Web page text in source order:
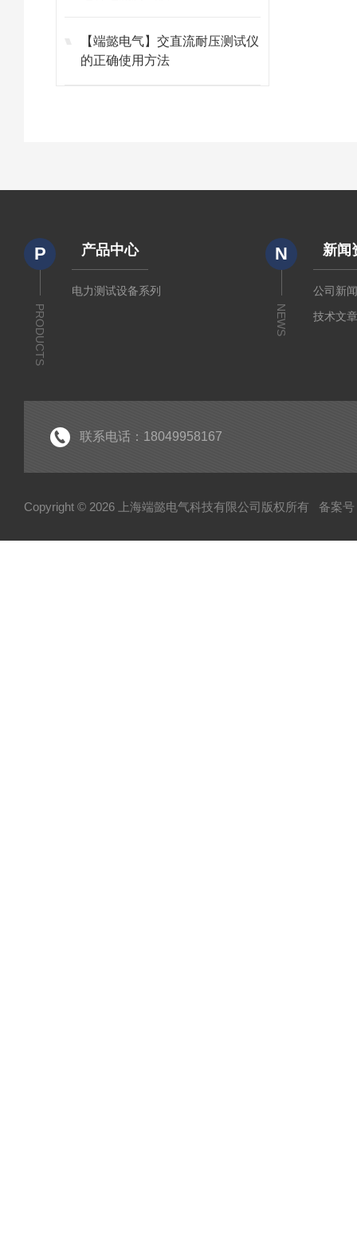
【端懿电气】交直流耐压测试仪
的正确使用方法
P
PRODUCTS
产品中心
电力测试设备系列
N
NEWS
新闻
公司新
技术文
联系电话：18049958167
Copyright © 2026 上海端懿电气科技有限公司版权所有 备案号